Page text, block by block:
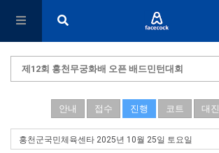
제12회 홍천무궁화배 오픈 배드민턴대회
안내 접수 진행 코트 대진